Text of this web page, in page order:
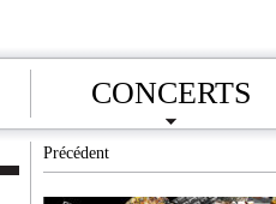
CONCERTS
Précédent